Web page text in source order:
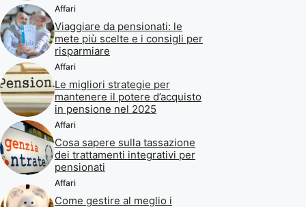
Affari
Viaggiare da pensionati: le
mete più scelte e i consigli per
risparmiare
Affari
Le migliori strategie per
mantenere il potere d’acquisto
in pensione nel 2025
Affari
Cosa sapere sulla tassazione
dei trattamenti integrativi per
pensionati
Affari
Come gestire al meglio i